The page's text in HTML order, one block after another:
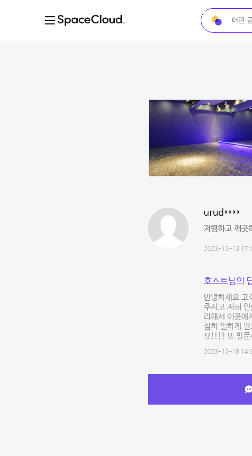
urud****
저렴하고 깨끗
2023-12-13
호스트님의
안녕하세요 고
주시고 저희
리해서 이곳
심히 일하게
요!!!! 또 방문
2023-12-18